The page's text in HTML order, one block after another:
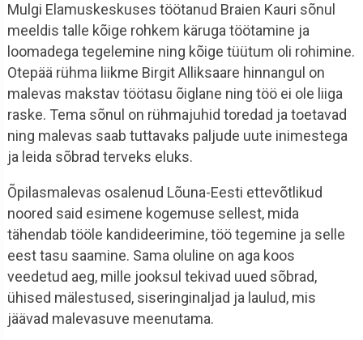
Mulgi Elamuskeskuses töötanud Braien Kauri sõnul
meeldis talle kõige rohkem käruga töötamine ja
loomadega tegelemine ning kõige tüütum oli rohimine.
Otepää rühma liikme Birgit Alliksaare hinnangul on
malevas makstav töötasu õiglane ning töö ei ole liiga
raske. Tema sõnul on rühmajuhid toredad ja toetavad
ning malevas saab tuttavaks paljude uute inimestega
ja leida sõbrad terveks eluks.
Õpilasmalevas osalenud Lõuna-Eesti ettevõtlikud
noored said esimene kogemuse sellest, mida
tähendab tööle kandideerimine, töö tegemine ja selle
eest tasu saamine. Sama oluline on aga koos
veedetud aeg, mille jooksul tekivad uued sõbrad,
ühised mälestused, siseringinaljad ja laulud, mis
jäävad malevasuve meenutama.